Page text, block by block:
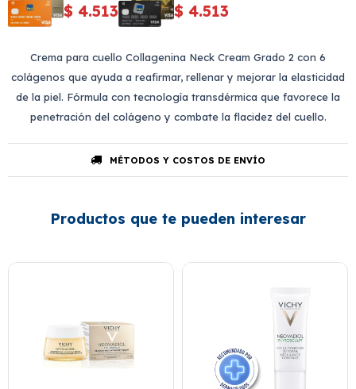
$ 4.513 $ 4.513
Crema para cuello Collagenina Neck Cream Grado 2 con 6
colágenos que ayuda a reafirmar, rellenar y mejorar la elasticidad
de la piel. Fórmula con tecnología transdérmica que favorece la
penetración del colágeno y combate la flacidez del cuello.
MÉTODOS Y COSTOS DE ENVÍO
Productos que te pueden interesar